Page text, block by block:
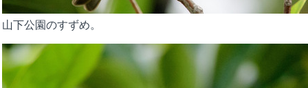
山下公園のすずめ。